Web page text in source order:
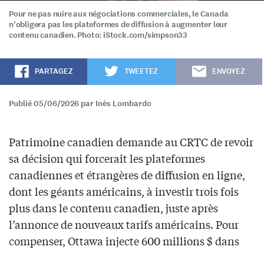
Pour ne pas nuire aux négociations commerciales, le Canada
n'obligera pas les plateformes de diffusion à augmenter leur
contenu canadien. Photo: iStock.com/simpson33
PARTAGEZ TWEETEZ ENVOYEZ
Publié 05/06/2026 par Inès Lombardo
Patrimoine canadien demande au CRTC de revoir
sa décision qui forcerait les plateformes
canadiennes et étrangères de diffusion en ligne,
dont les géants américains, à investir trois fois
plus dans le contenu canadien, juste après
l’annonce de nouveaux tarifs américains. Pour
compenser, Ottawa injecte 600 millions $ dans